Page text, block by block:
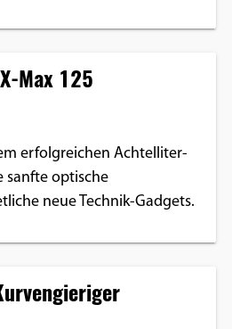
Max 125
erfolgreichen Achtelliter-
sanfte optische
neue Technik-Gadgets.